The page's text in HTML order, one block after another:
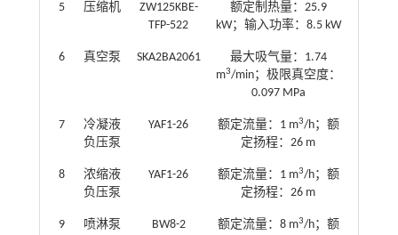
5 压缩机
ZW125KBE-
TFP-522
额定制热量：25.9
kW；输入功率：8.5 kW
6 真空泵 SKA2BA2061
最大吸气量：1.74
m3/min；极限真空度：
0.097 MPa
7
冷凝液
负压泵
YAF1-26 额定流量：1 m3/h；额
定扬程：26 m
8
浓缩液
负压泵
YAF1-26 额定流量：1 m3/h；额
定扬程：26 m
9 喷淋泵 BW8-2 额定流量：8 m3/h；额